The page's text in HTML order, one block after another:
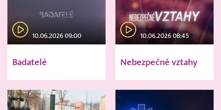
10.06.2026 09:00
Badatelé
10.06.2026 08:45
Nebezpečné vztahy